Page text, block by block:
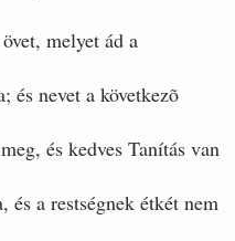
melyet ád a
és nevet a következõ
és kedves Tanítás van
a restségnek étkét nem